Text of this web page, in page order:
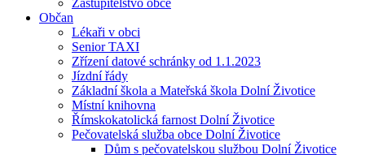
Zastupitelstvo obce
Občan
Lékaři v obci
Senior TAXI
Zřízení datové schránky od 1.1.2023
Jízdní řády
Základní škola a Mateřská škola Dolní Životice
Místní knihovna
Římskokatolická farnost Dolní Životice
Pečovatelská služba obce Dolní Životice
Dům s pečovatelskou službou Dolní Životice